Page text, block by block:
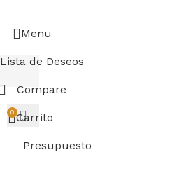
Menu
Lista de Deseos
Compare
0 Carrito
Presupuesto